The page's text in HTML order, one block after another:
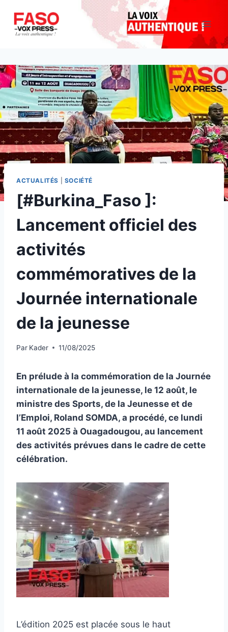
contenu
ACTUALITÉS SOCIÉTÉ
[#Burkina_Faso ]:
Lancement officiel des
activités
commémoratives de la
Journée internationale
de la jeunesse
Par Kader 11/08/2025
En prélude à la commémoration de la Journée
internationale de la jeunesse, le 12 août, le
ministre des Sports, de la Jeunesse et de
l’Emploi, Roland SOMDA, a procédé, ce lundi
11 août 2025 à Ouagadougou, au lancement
des activités prévues dans le cadre de cette
célébration.
L’édition 2025 est placée sous le haut